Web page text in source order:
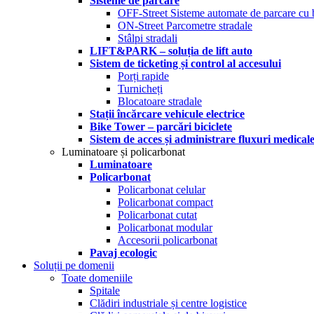
OFF-Street Sisteme automate de parcare cu
ON-Street Parcometre stradale
Stâlpi stradali
LIFT&PARK – soluția de lift auto
Sistem de ticketing și control al accesului
Porți rapide
Turnicheți
Blocatoare stradale
Stații încărcare vehicule electrice
Bike Tower – parcări biciclete
Sistem de acces și administrare fluxuri medicale
Luminatoare și policarbonat
Luminatoare
Policarbonat
Policarbonat celular
Policarbonat compact
Policarbonat cutat
Policarbonat modular
Accesorii policarbonat
Pavaj ecologic
Soluții pe domenii
Toate domeniile
Spitale
Clădiri industriale și centre logistice